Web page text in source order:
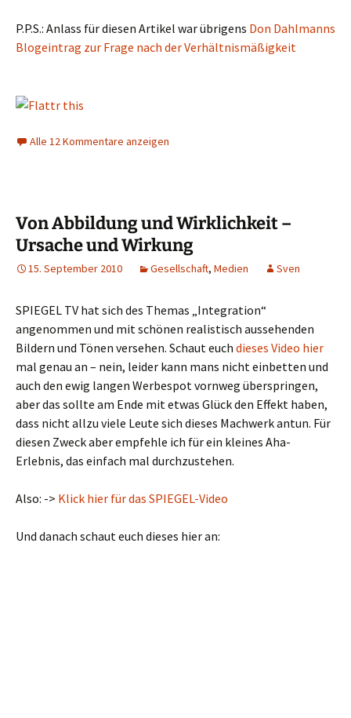
P.P.S.: Anlass für diesen Artikel war übrigens Don Dahlmanns
Blogeintrag zur Frage nach der Verhältnismäßigkeit
Alle 12 Kommentare anzeigen
Von Abbildung und Wirklichkeit –
Ursache und Wirkung
15. September 2010 Gesellschaft, Medien Sven
SPIEGEL TV hat sich des Themas „Integration“
angenommen und mit schönen realistisch aussehenden
Bildern und Tönen versehen. Schaut euch dieses Video hier
mal genau an – nein, leider kann mans nicht einbetten und
auch den ewig langen Werbespot vornweg überspringen,
aber das sollte am Ende mit etwas Glück den Effekt haben,
dass nicht allzu viele Leute sich dieses Machwerk antun. Für
diesen Zweck aber empfehle ich für ein kleines Aha-
Erlebnis, das einfach mal durchzustehen.
Also: -> Klick hier für das SPIEGEL-Video
Und danach schaut euch dieses hier an: